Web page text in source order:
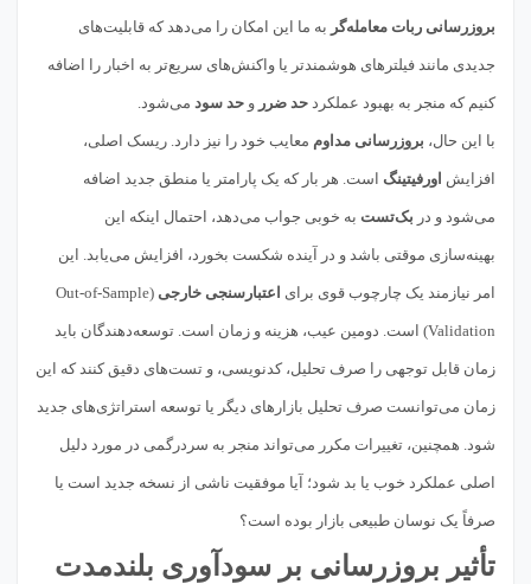
بروزرسانی ربات معامله‌گر به ما این امکان را می‌دهد که قابلیت‌های
جدیدی مانند فیلترهای هوشمندتر یا واکنش‌های سریع‌تر به اخبار را اضافه
کنیم که منجر به بهبود عملکرد حد ضرر و حد سود می‌شود.
با این حال، بروزرسانی مداوم معایب خود را نیز دارد. ریسک اصلی،
افزایش اورفیتینگ است. هر بار که یک پارامتر یا منطق جدید اضافه
می‌شود و در بک‌تست به خوبی جواب می‌دهد، احتمال اینکه این
بهینه‌سازی موقتی باشد و در آینده شکست بخورد، افزایش می‌یابد. این
امر نیازمند یک چارچوب قوی برای اعتبارسنجی خارجی (Out-of-Sample
Validation) است. دومین عیب، هزینه و زمان است. توسعه‌دهندگان باید
زمان قابل توجهی را صرف تحلیل، کدنویسی، و تست‌های دقیق کنند که این
زمان می‌توانست صرف تحلیل بازارهای دیگر یا توسعه استراتژی‌های جدید
شود. همچنین، تغییرات مکرر می‌تواند منجر به سردرگمی در مورد دلیل
اصلی عملکرد خوب یا بد شود؛ آیا موفقیت ناشی از نسخه جدید است یا
صرفاً یک نوسان طبیعی بازار بوده است؟
تأثیر بروزرسانی بر سودآوری بلندمدت